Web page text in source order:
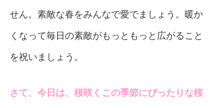
せん。素敵な春をみんなで愛でましょう。暖か
くなって毎日の素敵がもっともっと広がること
を祝いましょう。
さて、今日は、桜咲くこの季節にぴったりな桜